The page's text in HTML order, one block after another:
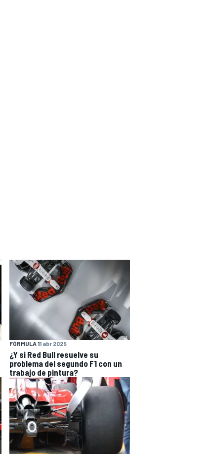
FÓRMULA 11 abr 2025
¿Y si Red Bull resuelve su
problema del segundo F1 con un
trabajo de pintura?